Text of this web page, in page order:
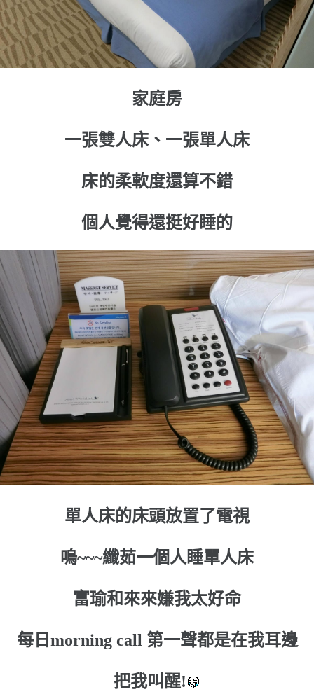
家庭房
一張雙人床、一張單人床
床的柔軟度還算不錯
個人覺得還挺好睡的
單人床的床頭放置了電視
嗚~~~纖茹一個人睡單人床
富瑜和來來嫌我太好命
每日morning call 第一聲都是在我耳邊
把我叫醒!